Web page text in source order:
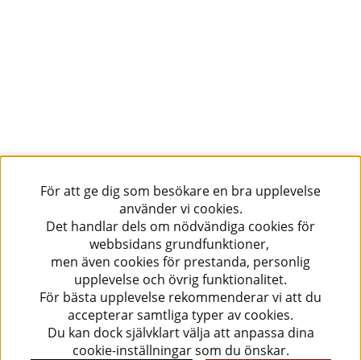
För att ge dig som besökare en bra upplevelse
använder vi cookies.
Det handlar dels om nödvändiga cookies för
webbsidans grundfunktioner,
men även cookies för prestanda, personlig
upplevelse och övrig funktionalitet.
För bästa upplevelse rekommenderar vi att du
accepterar samtliga typer av cookies.
Du kan dock självklart välja att anpassa dina
cookie-inställningar som du önskar.